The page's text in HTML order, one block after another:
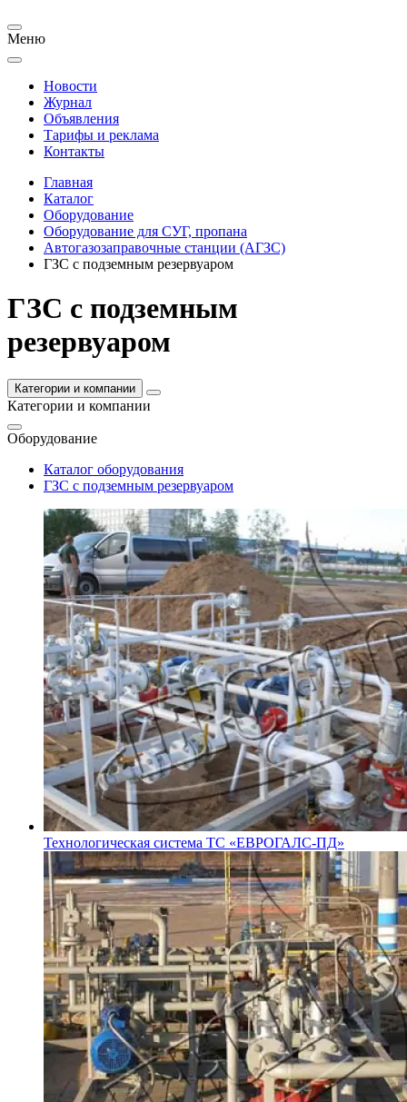
Меню
Новости
Журнал
Объявления
Тарифы и реклама
Контакты
Главная
Каталог
Оборудование
Оборудование для СУГ, пропана
Автогазозаправочные станции (АГЗС)
ГЗС с подземным резервуаром
ГЗС с подземным
резервуаром
Категории и компании
Категории и компании
Оборудование
Каталог оборудования
ГЗС с подземным резервуаром
Технологическая система ТС «ЕВРОГАЛС-ПД»